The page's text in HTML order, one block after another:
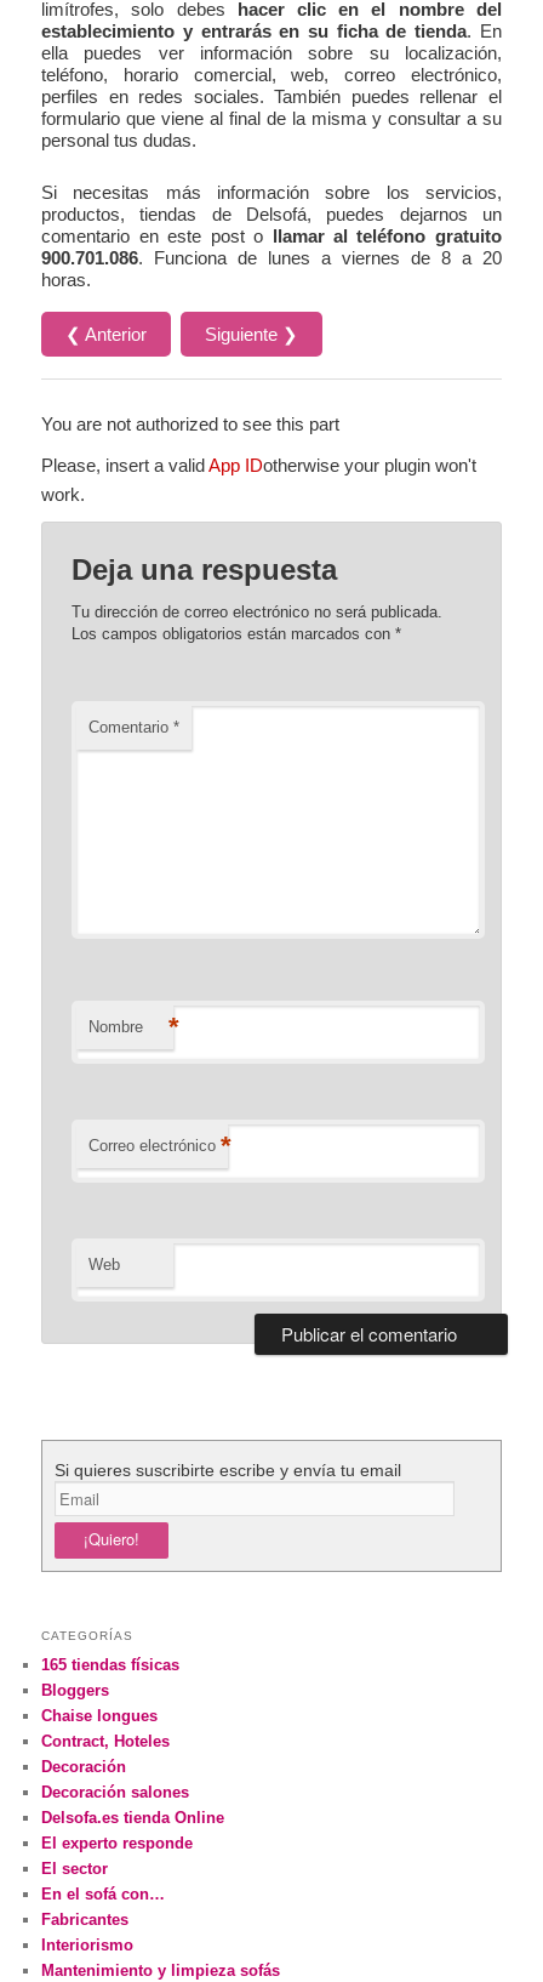
limítrofes, solo debes hacer clic en el nombre del
establecimiento y entrarás en su ficha de tienda. En
ella puedes ver información sobre su localización,
teléfono, horario comercial, web, correo electrónico,
perfiles en redes sociales. También puedes rellenar el
formulario que viene al final de la misma y consultar a su
personal tus dudas.
Si necesitas más información sobre los servicios,
productos, tiendas de Delsofá, puedes dejarnos un
comentario en este post o llamar al teléfono gratuito
900.701.086. Funciona de lunes a viernes de 8 a 20
horas.
❮ Anterior Siguiente ❯
You are not authorized to see this part
Please, insert a validApp IDotherwise your plugin won't
work.
Deja una respuesta
Tu dirección de correo electrónico no será publicada.
Los campos obligatorios están marcados con*
Comentario*
Nombre *
Correo electrónico *
Web
Si quieres suscribirte escribe y envía tu email
CATEGORÍAS
165 tiendas físicas
Bloggers
Chaise longues
Contract, Hoteles
Decoración
Decoración salones
Delsofa.es tienda Online
El experto responde
El sector
En el sofá con…
Fabricantes
Interiorismo
Mantenimiento y limpieza sofás